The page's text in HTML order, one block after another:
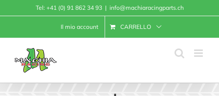
contenuto
Tel: +41 (0) 91 862 34 93 | info@machiaracingparts.ch
Il mio account CARRELLO